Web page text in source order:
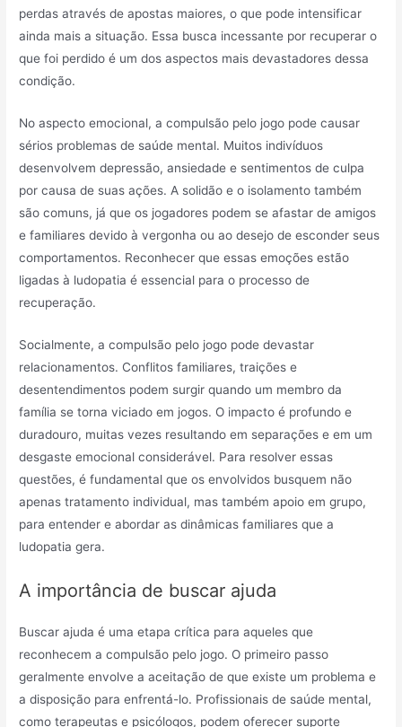
perdas através de apostas maiores, o que pode intensificar
ainda mais a situação. Essa busca incessante por recuperar o
que foi perdido é um dos aspectos mais devastadores dessa
condição.
No aspecto emocional, a compulsão pelo jogo pode causar
sérios problemas de saúde mental. Muitos indivíduos
desenvolvem depressão, ansiedade e sentimentos de culpa
por causa de suas ações. A solidão e o isolamento também
são comuns, já que os jogadores podem se afastar de amigos
e familiares devido à vergonha ou ao desejo de esconder seus
comportamentos. Reconhecer que essas emoções estão
ligadas à ludopatia é essencial para o processo de
recuperação.
Socialmente, a compulsão pelo jogo pode devastar
relacionamentos. Conflitos familiares, traições e
desentendimentos podem surgir quando um membro da
família se torna viciado em jogos. O impacto é profundo e
duradouro, muitas vezes resultando em separações e em um
desgaste emocional considerável. Para resolver essas
questões, é fundamental que os envolvidos busquem não
apenas tratamento individual, mas também apoio em grupo,
para entender e abordar as dinâmicas familiares que a
ludopatia gera.
A importância de buscar ajuda
Buscar ajuda é uma etapa crítica para aqueles que
reconhecem a compulsão pelo jogo. O primeiro passo
geralmente envolve a aceitação de que existe um problema e
a disposição para enfrentá-lo. Profissionais de saúde mental,
como terapeutas e psicólogos, podem oferecer suporte